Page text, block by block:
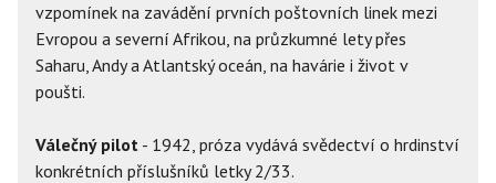
vzpomínek na zavádění prvních poštovních linek mezi
Evropou a severní Afrikou, na průzkumné lety přes
Saharu, Andy a Atlantský oceán, na havárie i život v
poušti.
Válečný pilot - 1942, próza vydává svědectví o hrdinství
konkrétních příslušníků letky 2/33.